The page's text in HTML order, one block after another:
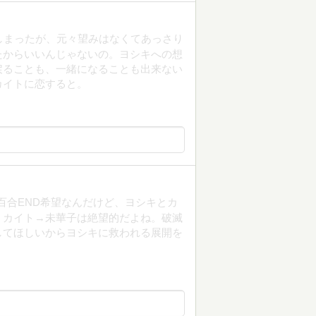
たが、元々望みはなくてあっさり
らいいんじゃないの。ヨシキへの想
ことも、一緒になることも出来ない
トに恋すると。
希望なんだけど、ヨシキとカ
イト→未華子は絶望的だよね。破滅
ほしいからヨシキに救われる展開を